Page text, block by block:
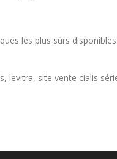
les plus sûrs
levitra, site vente cialis